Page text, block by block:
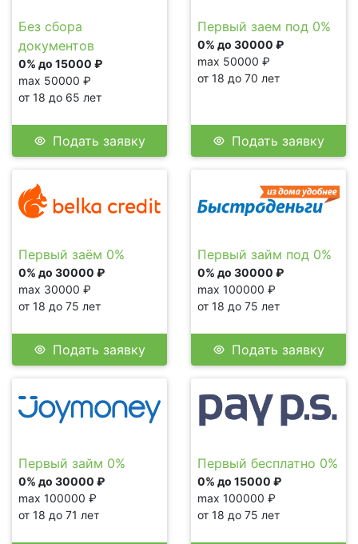
Без сбора
документов
0% до 15000 ₽
max 50000 ₽
от 18 до 65 лет
Подать заявку
Первый заем под 0%
0% до 30000 ₽
max 50000 ₽
от 18 до 70 лет
Подать заявку
Первый заём 0%
0% до 30000 ₽
max 30000 ₽
от 18 до 75 лет
Подать заявку
Первый займ под 0%
0% до 30000 ₽
max 100000 ₽
от 18 до 75 лет
Подать заявку
Первый займ 0%
0% до 30000 ₽
max 100000 ₽
от 18 до 71 лет
Первый бесплатно 0%
0% до 15000 ₽
max 100000 ₽
от 18 до 75 лет